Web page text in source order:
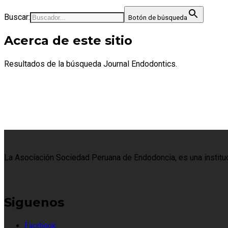
Buscar: Botón de búsqueda
Acerca de este sitio
Resultados de la búsqueda Journal Endodontics.
La Asociación Sociedad Peruana de Endodoncia, es una
Siguenos
Facebook